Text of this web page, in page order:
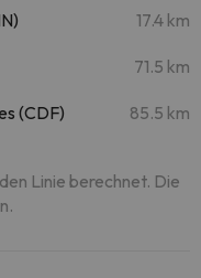
17.4 km
71.5 km
(CDF) 85.5 km
Linie berechnet. Die